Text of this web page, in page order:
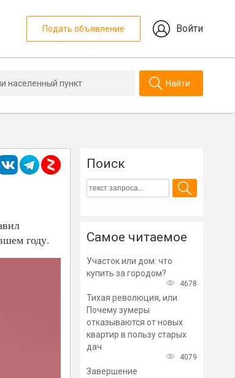
Подать объявление Войти
Найти
году.
Поиск
Самое читаемое
Участок или дом: что
купить за городом?
4678
Тихая революция, или
Почему зумеры
отказываются от новых
квартир в пользу старых
дач
4079
Завершение